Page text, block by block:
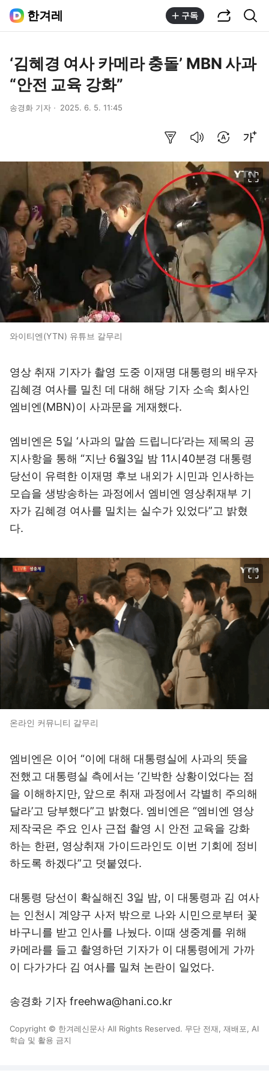
한겨레 구독
‘김혜경 여사 카메라 충돌’ MBN 사과
“안전 교육 강화”
송경화 기자 2025. 6. 5. 11:45
와이티엔(YTN) 유튜브 갈무리
영상 취재 기자가 촬영 도중 이재명 대통령의 배우자
김혜경 여사를 밀친 데 대해 해당 기자 소속 회사인
엠비엔(MBN)이 사과문을 게재했다.
엠비엔은 5일 ‘사과의 말씀 드립니다’라는 제목의 공
지사항을 통해 “지난 6월3일 밤 11시40분경 대통령
당선이 유력한 이재명 후보 내외가 시민과 인사하는
모습을 생방송하는 과정에서 엠비엔 영상취재부 기
자가 김혜경 여사를 밀치는 실수가 있었다”고 밝혔
다.
온라인 커뮤니티 갈무리
엠비엔은 이어 “이에 대해 대통령실에 사과의 뜻을
전했고 대통령실 측에서는 ‘긴박한 상황이었다는 점
을 이해하지만, 앞으로 취재 과정에서 각별히 주의해
달라’고 당부했다”고 밝혔다. 엠비엔은 “엠비엔 영상
제작국은 주요 인사 근접 촬영 시 안전 교육을 강화
하는 한편, 영상취재 가이드라인도 이번 기회에 정비
하도록 하겠다”고 덧붙였다.
대통령 당선이 확실해진 3일 밤, 이 대통령과 김 여사
는 인천시 계양구 사저 밖으로 나와 시민으로부터 꽃
바구니를 받고 인사를 나눴다. 이때 생중계를 위해
카메라를 들고 촬영하던 기자가 이 대통령에게 가까
이 다가가다 김 여사를 밀쳐 논란이 일었다.
송경화 기자 freehwa@hani.co.kr
Copyright © 한겨레신문사 All Rights Reserved. 무단 전재, 재배포, AI
학습 및 활용 금지